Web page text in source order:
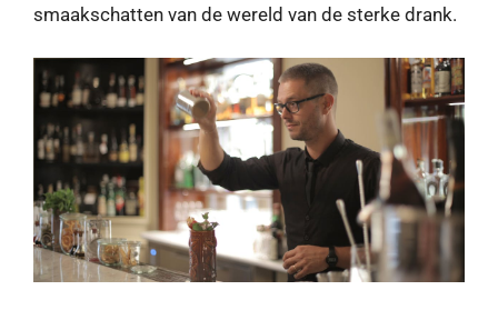
smaakschatten van de wereld van de sterke drank.